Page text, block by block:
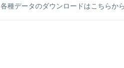
各種データのダウンロードはこちらか